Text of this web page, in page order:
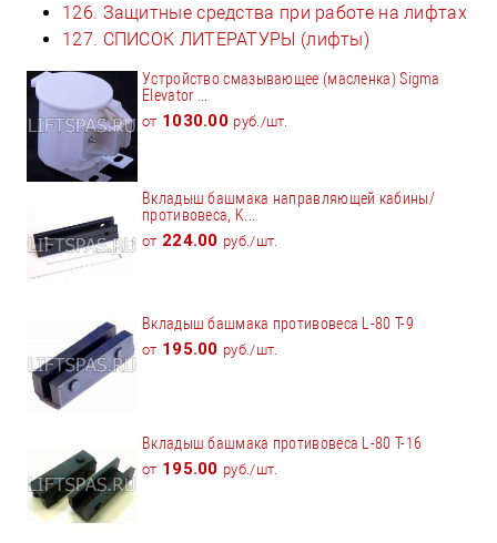
126. Защитные средства при работе на лифтах
127. СПИСОК ЛИТЕРАТУРЫ (лифты)
Устройство смазывающее (масленка) Sigma
Elevator ...
от 1030.00 руб./шт.
Вкладыш башмака направляющей кабины/
противовеса, K...
от 224.00 руб./шт.
Вкладыш башмака противовеса L-80 T-9
от 195.00 руб./шт.
Вкладыш башмака противовеса L-80 T-16
от 195.00 руб./шт.